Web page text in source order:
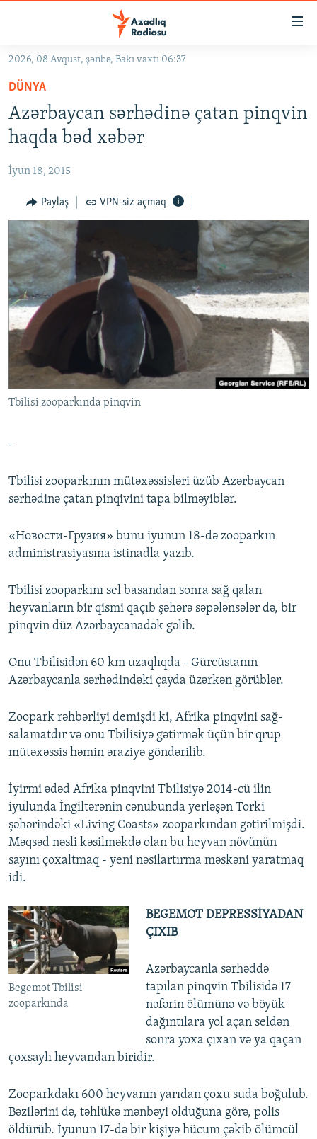
Əsas
qayıt
Əsas
naviqasiyaya
qayıt
Axtarışa
keç
#İZAHLA
KORRUPSIOMETR
#ƏSLINDƏ
FƏRQƏ BAX
QANUNI DOĞRU
ARAŞDIRMA
MULTIMEDIA
VIDEO
FOTOQALEREYA
İNFOQRAFIKA
RADIO ARXIV
OXU ZALI
AZƏRBAYCAN ƏDƏBIYYATI KITABXANASI
İSLAM VƏ DEMOKRATIYA
İZ - MƏDƏNIYYƏT PROQRAMI
HAQQIMIZDA
MISSIYAMIZ
PEŞƏ ETIKASI VƏ JURNALISTIKA STANDARTLARIMIZ
MATERIALLARIMIZDAN ISTIFADƏ
AZADLIQRADIOSU MOBIL TELEFONUNUZDA
BIZI IZLƏ
RFE/RL-in bütün saytları
2026, 08 Avqust, şənbə, Bakı vaxtı 06:37
DÜNYA
Azərbaycan sərhədinə çatan pinqvin
haqda bəd xəbər
İyun 18, 2015
Paylaş VPN-siz açmaq
Tbilisi zooparkında pinqvin
-
Tbilisi zooparkının mütəxəssisləri üzüb Azərbaycan
sərhədinə çatan pinqivini tapa bilməyiblər.
«Новости-Грузия» bunu iyunun 18-də zooparkın
administrasiyasına istinadla yazıb.
Tbilisi zooparkını sel basandan sonra sağ qalan
heyvanların bir qismi qaçıb şəhərə səpələnsələr də, bir
pinqvin düz Azərbaycanadək gəlib.
Onu Tbilisidən 60 km uzaqlıqda - Gürcüstanın
Azərbaycanla sərhədindəki çayda üzərkən görüblər.
Zoopark rəhbərliyi demişdi ki, Afrika pinqvini sağ-
salamatdır və onu Tbilisiyə gətirmək üçün bir qrup
mütəxəssis həmin əraziyə göndərilib.
İyirmi ədəd Afrika pinqvini Tbilisiyə 2014-cü ilin
iyulunda İngiltərənin cənubunda yerləşən Torki
şəhərindəki «Living Coasts» zooparkından gətirilmişdi.
Məqsəd nəsli kəsilməkdə olan bu heyvan növünün
sayını çoxaltmaq - yeni nəsilartırma məskəni yaratmaq
idi.
Begemot Tbilisi
zooparkında
BEGEMOT DEPRESSİYADAN
ÇIXIB
Azərbaycanla sərhəddə
tapılan pinqvin Tbilisidə 17
nəfərin ölümünə və böyük
dağıntılara yol açan seldən
sonra yoxa çıxan və ya qaçan
çoxsaylı heyvandan biridir.
Zooparkdakı 600 heyvanın yarıdan çoxu suda boğulub.
Bəzilərini də, təhlükə mənbəyi olduğuna görə, polis
öldürüb. İyunun 17-də bir kişiyə hücum çəkib ölümcül